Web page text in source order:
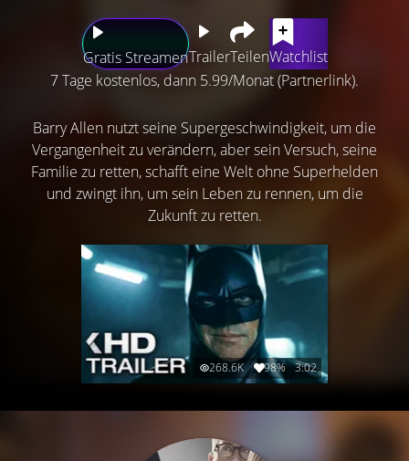
Gratis StreamenTrailerTeilenWatchlist
7 Tage kostenlos, dann 5.99/Monat (Partnerlink).
Barry Allen nutzt seine Supergeschwindigkeit, um die
Vergangenheit zu verändern, aber sein Versuch, seine
Familie zu retten, schafft eine Welt ohne Superhelden
und zwingt ihn, um sein Leben zu rennen, um die
Zukunft zu retten.
268.6K 98% 3:02